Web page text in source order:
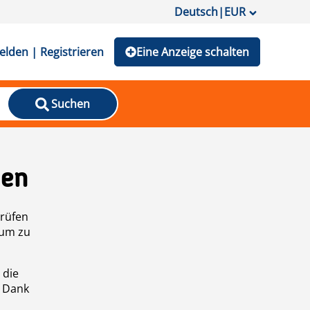
Deutsch|EUR
| Registrieren Eine Anzeige schalten
Suchen
zu
die